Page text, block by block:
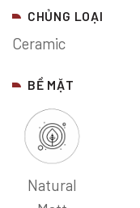
CHỦNG LOẠI
Ceramic
BỀ MẶT
Natural